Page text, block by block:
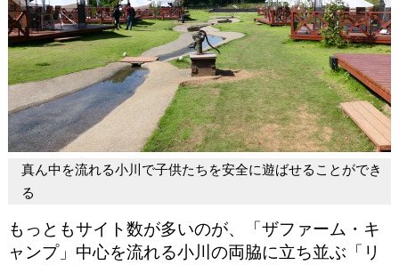
真ん中を流れる小川で子供たちを安全に遊ばせることができ
る
もっともサイト数が多いのが、「ザファーム・キ
ャンプ」中心を流れる小川の両脇に立ち並ぶ「リ